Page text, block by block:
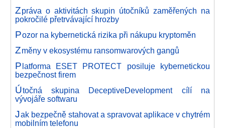
Zpráva o aktivitách skupin útočníků zaměřených na
pokročilé přetrvávající hrozby
Pozor na kybernetická rizika při nákupu kryptoměn
Změny v ekosystému ransomwarových gangů
Platforma ESET PROTECT posiluje kybernetickou
bezpečnost firem
Útočná skupina DeceptiveDevelopment cílí na
vývojáře softwaru
Jak bezpečně stahovat a spravovat aplikace v chytrém
mobilním telefonu